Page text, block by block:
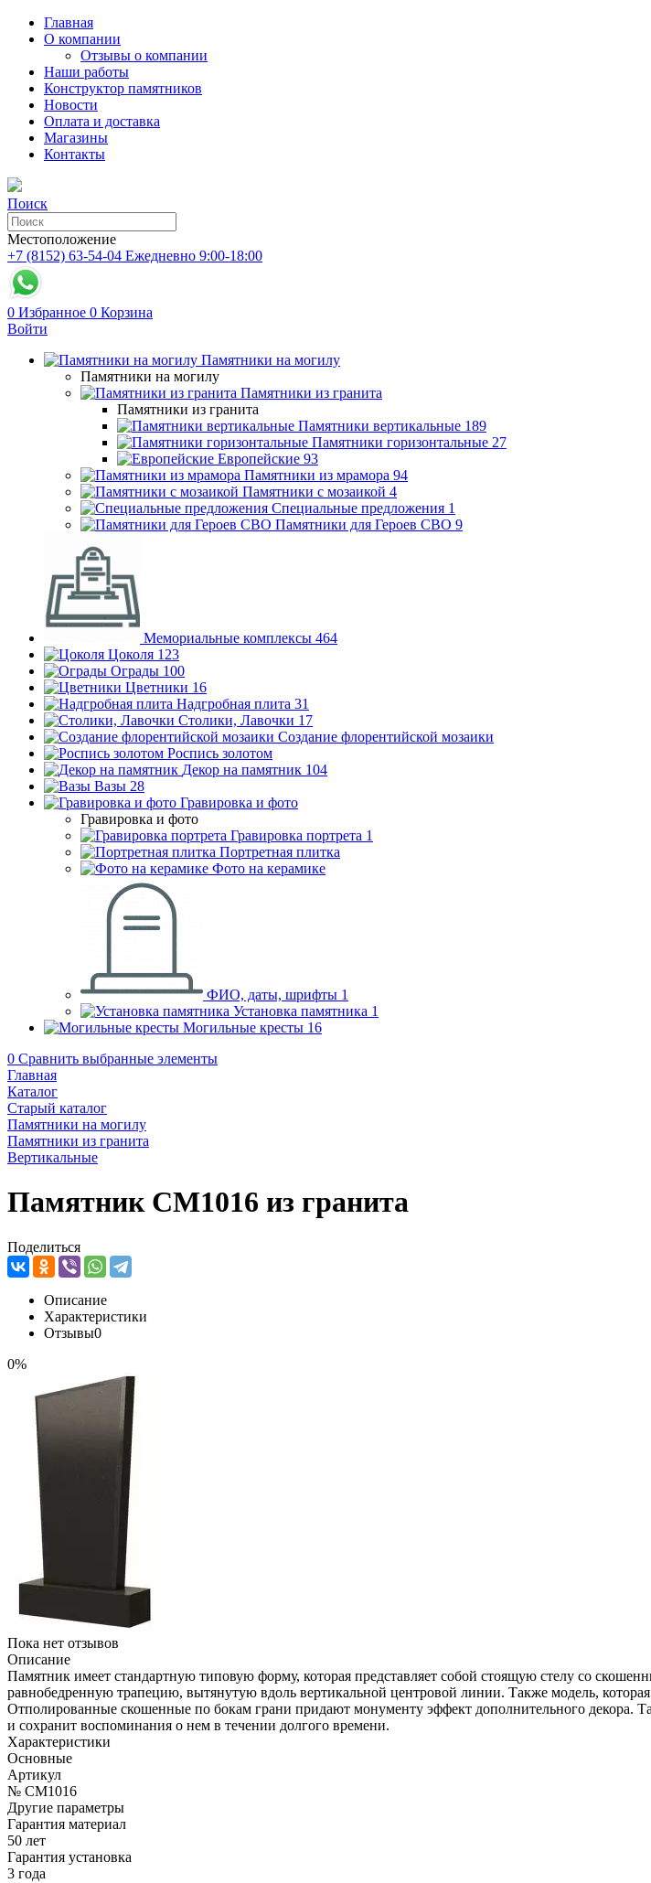
Главная
О компании
Отзывы о компании
Наши работы
Конструктор памятников
Новости
Оплата и доставка
Магазины
Контакты
Поиск
Местоположение
+7 (8152) 63-54-04 Ежедневно 9:00-18:00
0 Избранное 0 Корзина
Войти
Памятники на могилу
Памятники на могилу
Памятники из гранита
Памятники из гранита
Памятники вертикальные 189
Памятники горизонтальные 27
Европейские 93
Памятники из мрамора 94
Памятники с мозаикой 4
Специальные предложения 1
Памятники для Героев СВО 9
Мемориальные комплексы 464
Цоколя 123
Ограды 100
Цветники 16
Надгробная плита 31
Столики, Лавочки 17
Создание флорентийской мозаики
Роспись золотом
Декор на памятник 104
Вазы 28
Гравировка и фото
Гравировка и фото
Гравировка портрета 1
Портретная плитка
Фото на керамике
ФИО, даты, шрифты 1
Установка памятника 1
Могильные кресты 16
0 Сравнить выбранные элементы
Главная
Каталог
Старый каталог
Памятники на могилу
Памятники из гранита
Вертикальные
Памятник CM1016 из гранита
Поделиться
Описание
Характеристики
Отзывы0
0%
Пока нет отзывов
Описание
Памятник имеет стандартную типовую форму, которая представляет собой стоящую стелу со
равнобедренную трапецию, вытянутую вдоль вертикальной центровой линии. Также модель,
Отполированные скошенные по бокам грани придают монументу эффект дополнительного декора.
и сохранит воспоминания о нем в течении долгого времени.
Характеристики
Основные
Артикул
№ CM1016
Другие параметры
Гарантия материал
50 лет
Гарантия установка
3 года